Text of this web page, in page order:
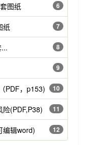
6
图纸
7
纸
8
9
10
PDF，p153)
11
(PDF,P38)
12
编辑word)